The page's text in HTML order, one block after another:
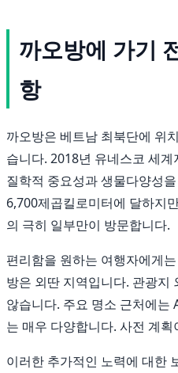
까오방에 가기
항
까오방은 베트남 최북단에 위
습니다. 2018년 유네스코 세
질학적 중요성과 생물다양성
6,700제곱킬로미터에 달하지
의 극히 일부만이 방문합니다.
편리함을 원하는 여행자에게
방은 외딴 지역입니다. 관광지
않습니다. 주요 명소 근처에는
는 매우 다양합니다. 사전 계획
이러한 추가적인 노력에 대한